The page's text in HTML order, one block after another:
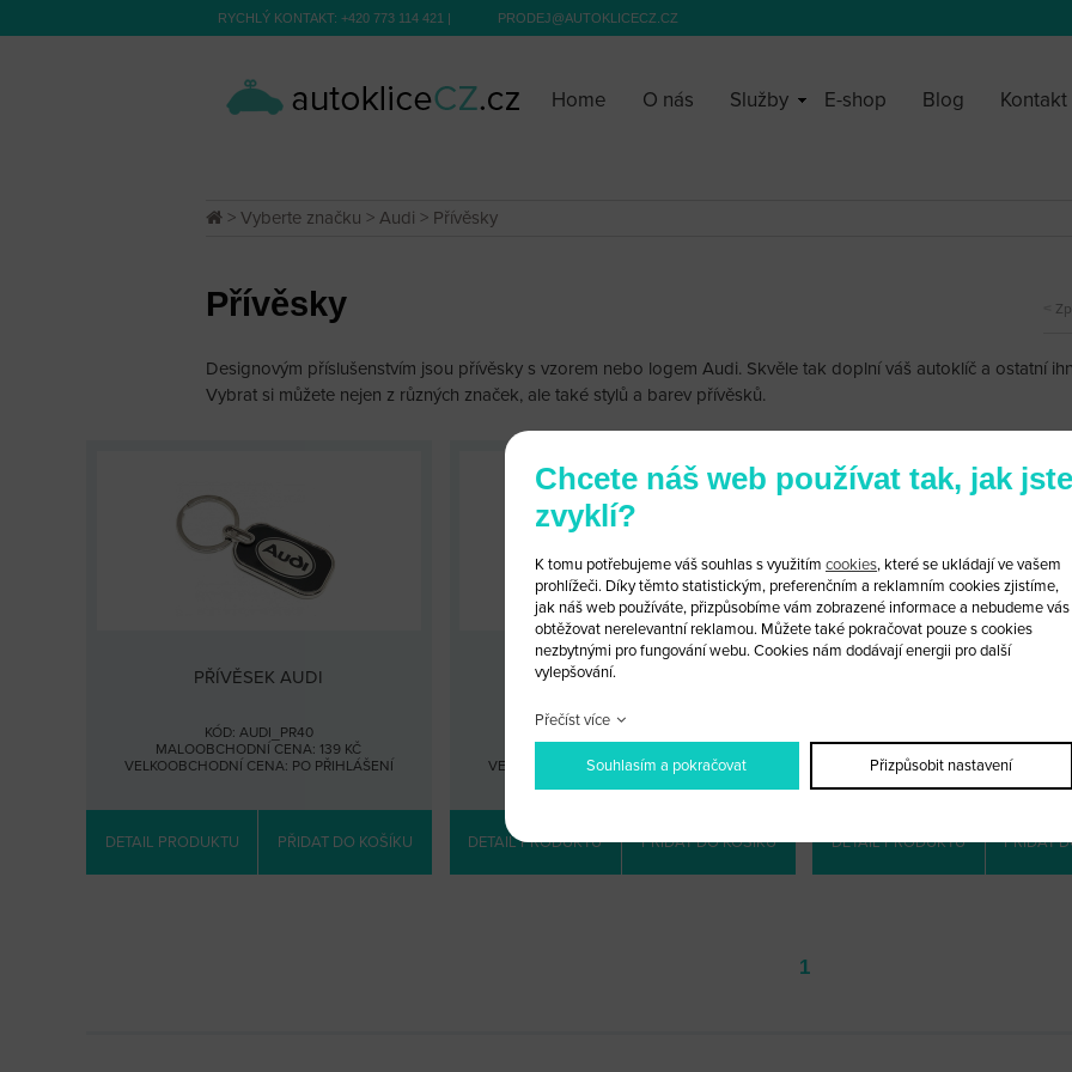
RYCHLÝ KONTAKT: +420 773 114 421 | PRODEJ@AUTOKLICECZ.CZ
Home O nás Služby E-shop Blog Kontakt
> Vyberte značku > Audi > Přívěsky
Přívěsky
Designovým příslušenstvím jsou přívěsky s vzorem nebo logem Audi. Skvěle tak doplní váš autoklíč a ostatní
Vybrat si můžete nejen z různých značek, ale také stylů a barev přívěsků.
PŘÍVĚSEK AUDI
KÓD: AUDI_PR40
MALOOBCHODNÍ CENA: 139 KČ
VELKOOBCHODNÍ CENA: PO PŘIHLÁŠENÍ
DETAIL PRODUKTU PŘIDAT DO KOŠÍKU
PŘÍVĚSEK AUDI
VELKOOBCHODNÍ CENA:PO PŘIHLÁŠENÍ
DETAIL PRODUKTU PŘIDAT DO KOŠÍKU
MALOOBCHODNÍ CENA: 139
VELKOOBCHODNÍ CENA:
PO
DETAIL PRODUKTU PŘIDAT
1
Chcete náš web používat tak, jak jste
zvyklí?
K tomu potřebujeme váš souhlas s využitím cookies, které se ukládají ve vašem
prohlížeči. Díky těmto statistickým, preferenčním a reklamním cookies zjistíme,
jak náš web používáte, přizpůsobíme vám zobrazené informace a nebudeme vás
obtěžovat nerelevantní reklamou. Můžete také pokračovat pouze s cookies
nezbytnými pro fungování webu. Cookies nám dodávají energii pro další
vylepšování.
Přečíst více
Souhlasím a pokračovat Přizpůsobit nastavení